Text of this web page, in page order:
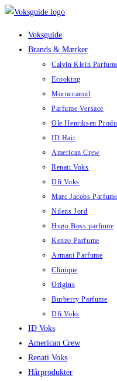
Skip
Voksguide
Brands & Mærker
Calvin Klein
Ecooking
Moroccanoil
Parfume Versace
Ole Henriksen
ID Hair
American Crew
Renati Voks
Dfi Voks
Marc Jacobs
Nilens Jord
Hugo Boss parfume
Kenzo Parfume
Armani Parfume
Clinique
Origins
Burberry Parfume
Dfi Voks
ID Voks
American Crew
Renati Voks
Hårprodukter